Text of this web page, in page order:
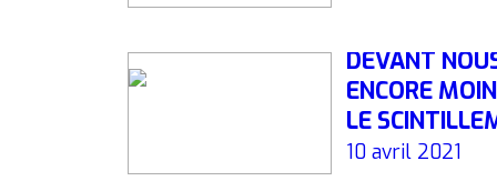
DEVANT
ENCORE
LE
10 avril 2021